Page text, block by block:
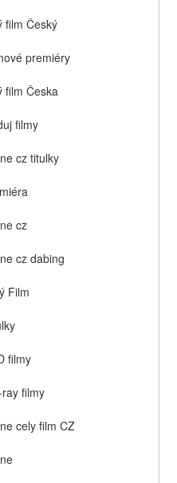
film Český
premiéry
film Česka
filmy
cz titulky
cz
cz dabing
Film
filmy
filmy
cely film CZ